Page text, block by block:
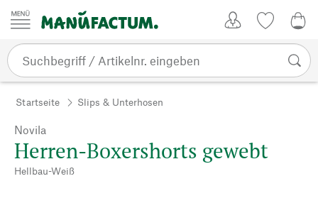
Zum Inhalt springen
Startseite Slips & Unterhosen
Novila
Herren-Boxershorts gewebt
Hellbau-Weiß